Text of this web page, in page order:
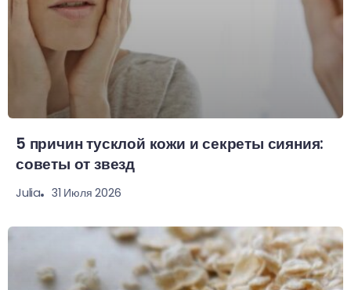
5 причин тусклой кожи и секреты сияния:
советы от звезд
Julia 31 Июля 2026